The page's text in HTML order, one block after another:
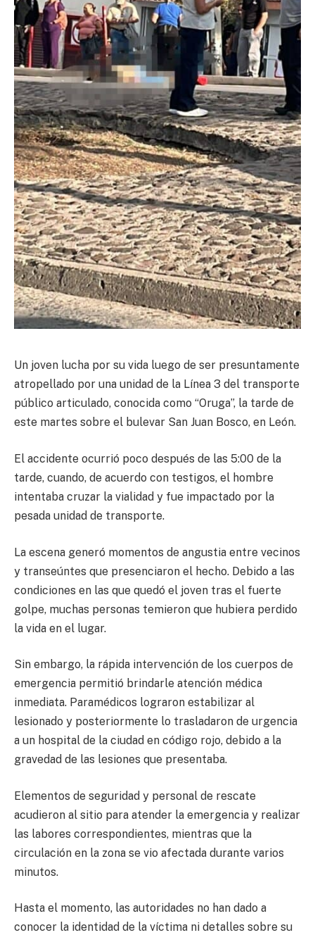
Un joven lucha por su vida luego de ser presuntamente
atropellado por una unidad de la Línea 3 del transporte
público articulado, conocida como “Oruga”, la tarde de
este martes sobre el bulevar San Juan Bosco, en León.
El accidente ocurrió poco después de las 5:00 de la
tarde, cuando, de acuerdo con testigos, el hombre
intentaba cruzar la vialidad y fue impactado por la
pesada unidad de transporte.
La escena generó momentos de angustia entre vecinos
y transeúntes que presenciaron el hecho. Debido a las
condiciones en las que quedó el joven tras el fuerte
golpe, muchas personas temieron que hubiera perdido
la vida en el lugar.
Sin embargo, la rápida intervención de los cuerpos de
emergencia permitió brindarle atención médica
inmediata. Paramédicos lograron estabilizar al
lesionado y posteriormente lo trasladaron de urgencia
a un hospital de la ciudad en código rojo, debido a la
gravedad de las lesiones que presentaba.
Elementos de seguridad y personal de rescate
acudieron al sitio para atender la emergencia y realizar
las labores correspondientes, mientras que la
circulación en la zona se vio afectada durante varios
minutos.
Hasta el momento, las autoridades no han dado a
conocer la identidad de la víctima ni detalles sobre su